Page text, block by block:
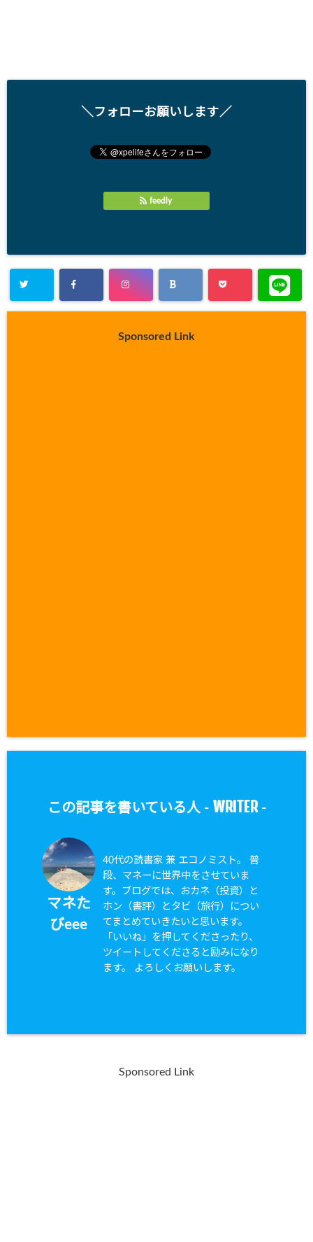
＼フォローお願いします／
feedly
Sponsored Link
この記事を書いている人 - WRITER-
マネた
びeee
40代の読書家 兼 エコノミスト。 普
段、マネーに世界中をさせていま
す。ブログでは、おカネ（投資）と
ホン（書評）とタビ（旅行）につい
てまとめていきたいと思います。
「いいね」を押してくださったり、
ツイートしてくださると励みになり
ます。 よろしくお願いします。
Sponsored Link